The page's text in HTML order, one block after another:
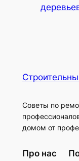
Советы по
домом от
Про нас